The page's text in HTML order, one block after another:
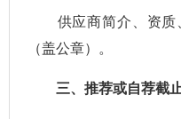
供应商简介、资质
（盖公章）。
三、推荐或自荐截